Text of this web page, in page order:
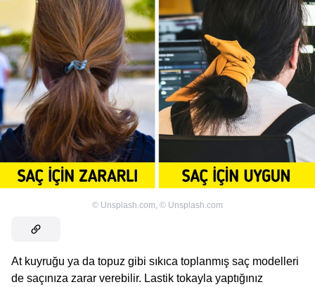
© Unsplash.com, © Unsplash.com
At kuyruğu ya da topuz gibi sıkıca toplanmış saç modelleri
de saçınıza zarar verebilir. Lastik tokayla yaptığınız